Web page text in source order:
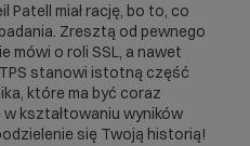
Patell miał rację, bo to, co
Zresztą od pewnego
mówi o roli SSL, a nawet
stanowi istotną część
które ma być coraz
kształtowaniu wyników
się Twoją historią!